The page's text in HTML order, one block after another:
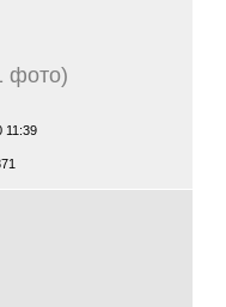
фото)
11:39